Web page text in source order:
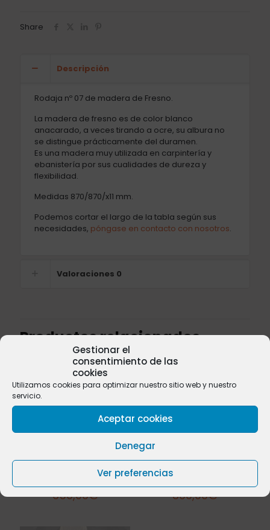
Gestionar el
consentimiento de las
cookies
Utilizamos cookies para optimizar nuestro sitio web y nuestro
servicio.
Aceptar cookies
Denegar
Ver preferencias
Share
Descripción
Rodaja nº 07 de madera de Fresno.
La madera de fresno es de color blanco
anacarado, a veces tirando a ocre, su albura no
se distingue prácticamente del duramen.
Es una madera muy utilizada en carpintería y
ebanistería por sus cualidades de dureza y
flexibilidad.
Medidas 870/870/x11 mm.
Podemos cortar el largo de la tabla según sus
necesidades, póngase en contacto con nosotros.
Valoraciones 0
Productos relacionados
Sold
650,00€
Sold
800,00€